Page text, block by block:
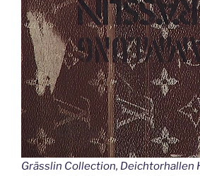
Grässlin Collection, Deichtorhallen